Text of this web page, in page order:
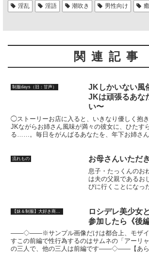
淫乱
淫語 潮吹き 男性向け
関連記事
制服days（旧：甘声）
JKしかいない風
JKは頑張るあな
い〜
◯ストーリーお店に入ると、いきなり優しく抱
JKながらお姉さん風味が満々の彼女に、ひたす
る……。毎日をがんばるあなたを、年下お姉さん
が、日々の疲れのすべてを忘れさせてくれま
つほど）ほんわか美人甘やかすのが得意なお姉
り、欲情されるのが好き人の言葉によく同調す
ック1:お姉さん系JK・みやちのお出迎え（再生
と、いきなり頭を抱きしめて甘やかしてくれる。 耳かきから始ま
手コキ、射精）トラック2:ルール違反の生ハメ
てくれながら、正常位で生ハメ開始。 優しくキスも挟んでくれて、
最後は中出し催促を受け入れて、同時絶頂。（
ス、正常位、生ハメ、中出し）トラック3:お掃
流れもの お母さんいただ
息子・たっくんのお
は夫の父親であるお
びに行くことになっ
くんとおじいちゃ
い光景を見守るが内
なり、たっくんが疲
ることを確認すると
が男の顔を覗かせる
まわされ、「これは
るさんは悪く無いん
る横で夫の父親に犯
れは初めてのこと
ロシデレ美少女
参加したら《後編
――◇――※サンプル画像だけは都合上、モザイ
すこの前編で性行為するのはサムネの「アーリ
の三人で、他の三人は前編です――◇――【あら
突然、学園の美少女6人と共に謎のデスゲーム